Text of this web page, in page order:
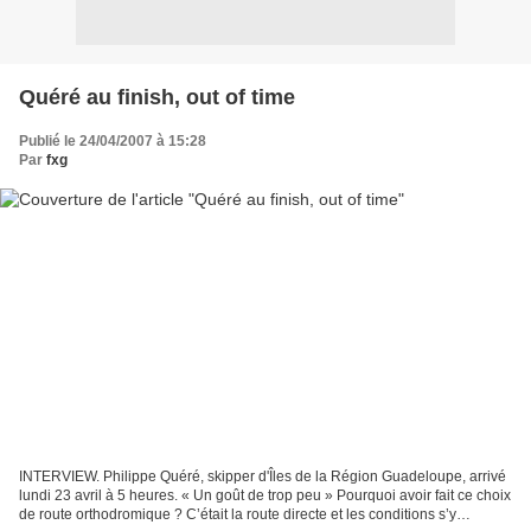
Quéré au finish, out of time
Publié le 24/04/2007 à 15:28
Par fxg
INTERVIEW. Philippe Quéré, skipper d'Îles de la Région Guadeloupe, arrivé
lundi 23 avril à 5 heures. « Un goût de trop peu » Pourquoi avoir fait ce choix
de route orthodromique ? C’était la route directe et les conditions s’y